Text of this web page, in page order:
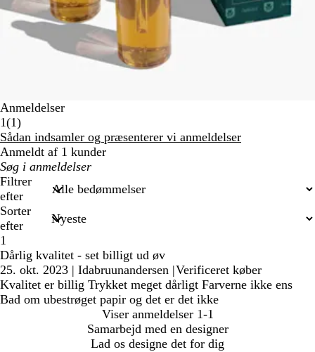
Anmeldelser
1(11
anmeldelser
)
Sådan indsamler og præsenterer vi anmeldelser
Anmeldt af 1 kunder
Min
søgetekst
Filtrer
efter
Sorter
efter
1
Dårlig kvalitet - set billigt ud øv
25. okt. 2023 | Idabruunandersen |Verificeret køber
Kvalitet er billig Trykket meget dårligt Farverne ikke ens
Bad om ubestrøget papir og det er det ikke
Viser anmeldelser 1-1
Samarbejd med en designer
Lad os designe det for dig